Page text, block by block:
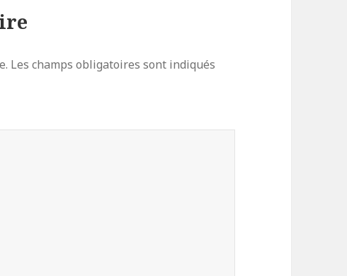
Les champs obligatoires sont indiqués